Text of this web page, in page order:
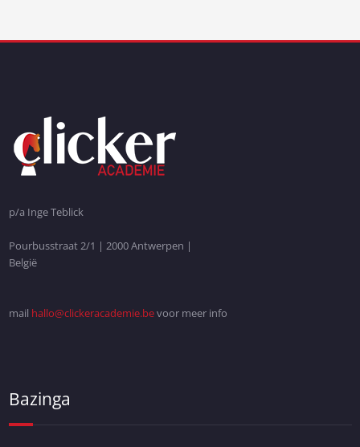
p/a Inge Teblick
Pourbusstraat 2/1 | 2000 Antwerpen |
België
mail hallo@clickeracademie.bevoor meer info
Bazinga